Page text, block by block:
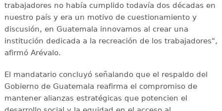
trabajadores no había cumplido todavía dos décadas en
nuestro país y era un motivo de cuestionamiento y
discusión, en Guatemala innovamos al crear una
institución dedicada a la recreación de los trabajadores",
afirmó Arévalo.
El mandatario concluyó señalando que el respaldo del
Gobierno de Guatemala reafirma el compromiso de
mantener alianzas estratégicas que potencien el